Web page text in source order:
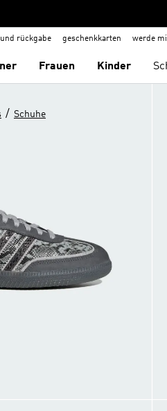
rückgabe geschenkkarten werde
Frauen Kinder
/ Schuhe